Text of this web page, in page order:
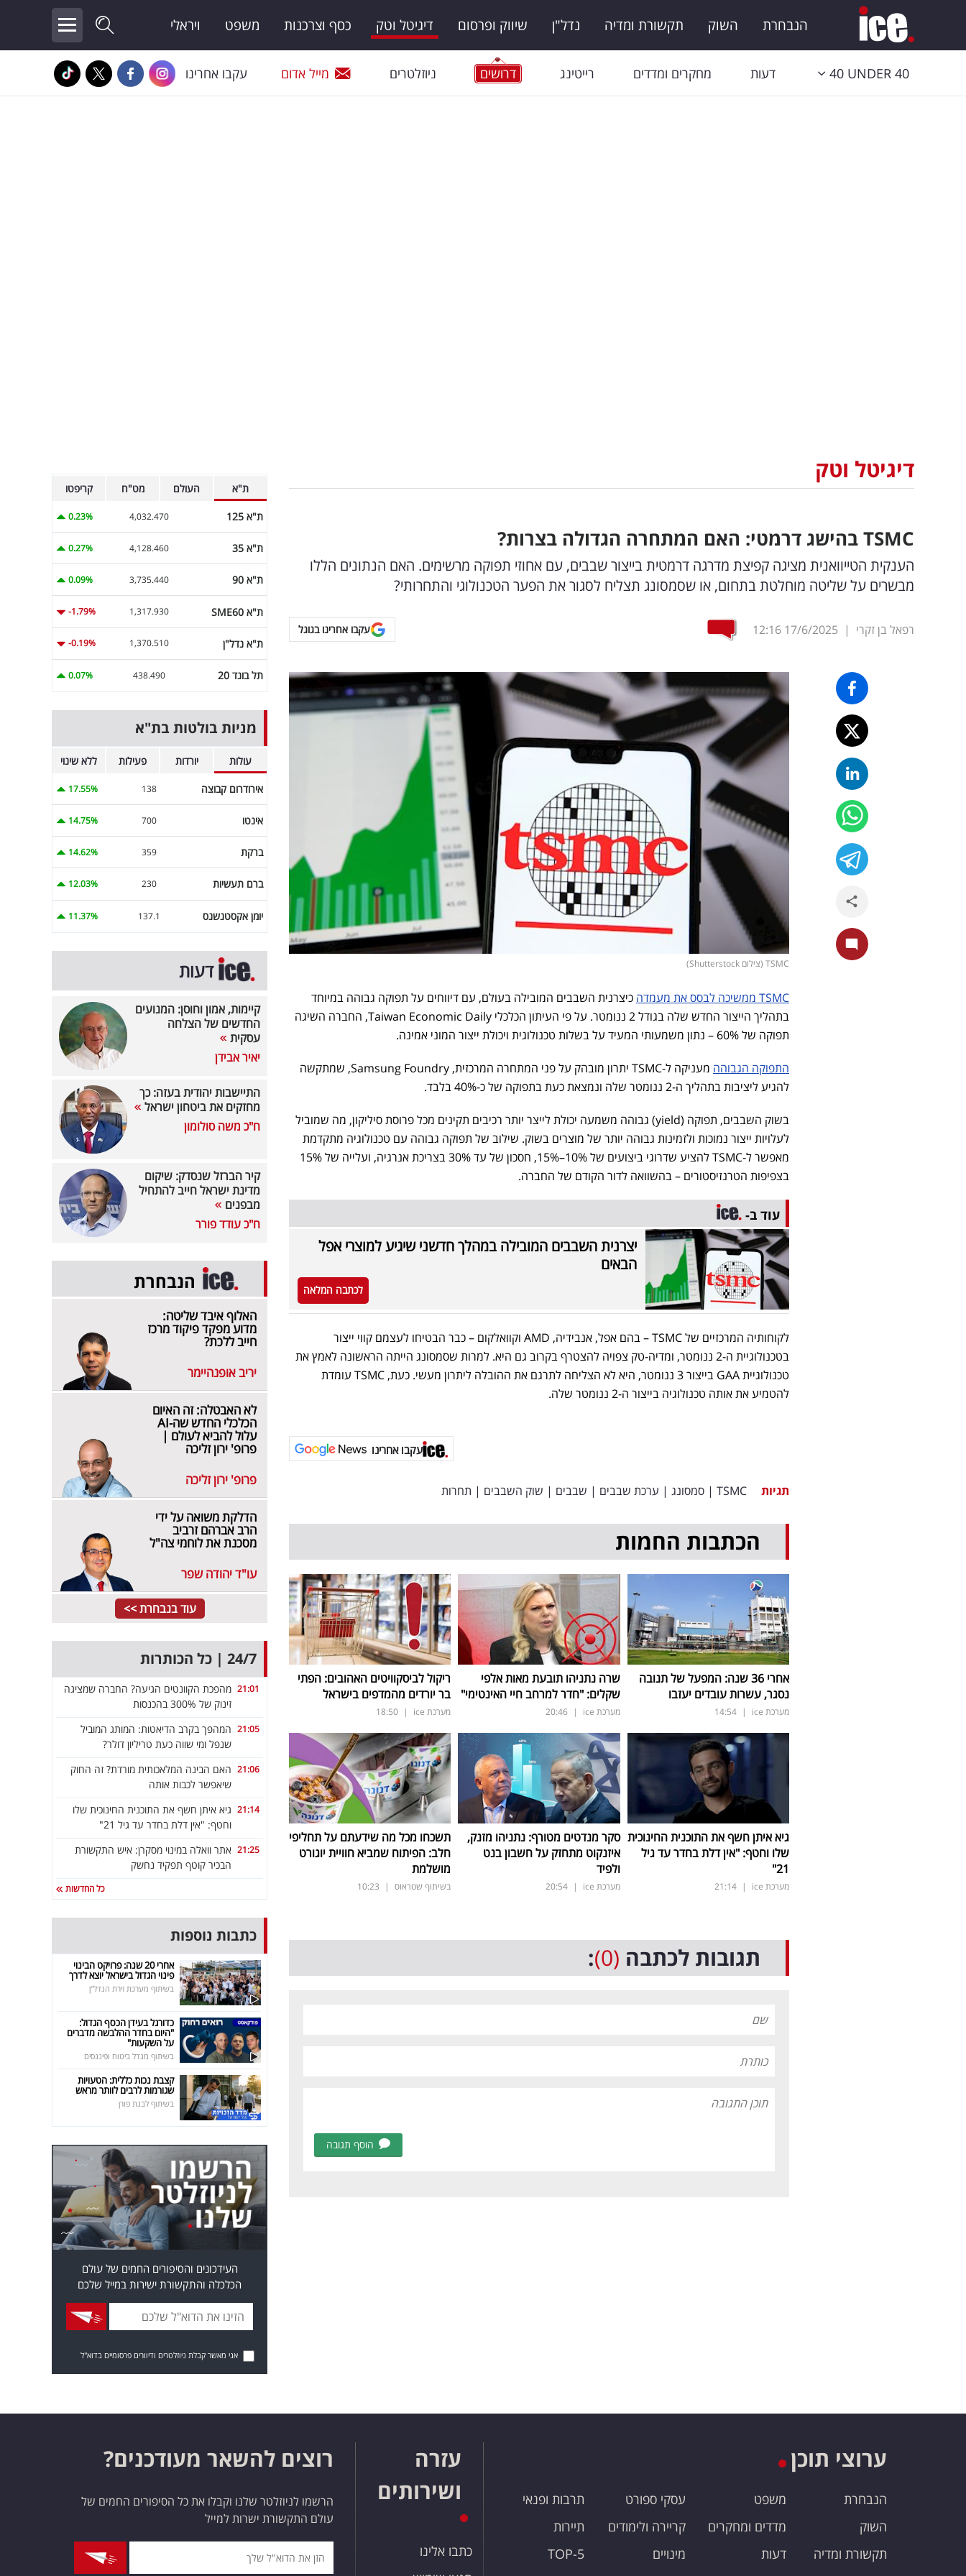
הנבחרת השוק תקשורת ומדיה נדל"ן שיווק ופרסום דיגיטל וטק כסף וצרכנות משפט ויראלי
40 UNDER 40 דעות מחקרים ומדדים רייטינג דרושים ניוזלטרים מייל אדום עקבו אחרינו
דיגיטל וטק
TSMCבהישג דרמטי: האם המתחרה הגדולה בצרות?
הענקית הטייוואנית מציגה קפיצת מדרגה דרמטית בייצור שבבים, עם אחוזי תפוקה מרשימים. האם הנתונים הללו
מבשרים על שליטה מוחלטת בתחום, או שסמסונג תצליח לסגור את הפער הטכנולוגי והתחרותי?
רפאל בן זקרי |
17/6/2025
12:16 עקבו אחרינו בגוגל
TSMC (צילום Shutterstock)
TSMC ממשיכה לבסס את מעמדה
כיצרנית השבבים המובילה בעולם, עם דיווחים על תפוקה גבוהה במיוחד
בתהליך הייצור החדש שלה בגודל 2 ננומטר. על פי העיתון הכלכלי Taiwan Economic Daily, החברה השיגה
תפוקה של 60% – נתון משמעותי המעיד על בשלות טכנולוגית ויכולת ייצור המוני אמינה.
התפוקה הגבוהה
מעניקה ל-TSMC יתרון מובהק על פני המתחרה המרכזית, Samsung Foundry, שמתקשה
להגיע ליציבות בתהליך ה-2 ננומטר שלה ונמצאת כעת בתפוקה של כ-40% בלבד.
בשוק השבבים, תפוקה (yield) גבוהה משמעה יכולת לייצר יותר רכיבים תקינים מכל פרוסת סיליקון, מה שמוביל
לעלויות ייצור נמוכות ולזמינות גבוהה יותר של מוצרים בשוק. שילוב של תפוקה גבוהה עם טכנולוגיה מתקדמת
מאפשר ל-TSMC להציע שדרוגי ביצועים של 10%–15%, חסכון של עד 30% בצריכת אנרגיה, ועלייה של 15%
בצפיפות הטרנזיסטורים – בהשוואה לדור הקודם של החברה.
עוד ב-
יצרנית השבבים המובילה במהלך חדשני שיגיע למוצרי אפל
הבאים
לכתבה המלאה
לקוחותיה המרכזיים של TSMC – בהם אפל, אנבידיה, AMD וקוואלקום – כבר הבטיחו לעצמם קווי ייצור
בטכנולוגיית ה-2 ננומטר, ומדיה-טק צפויה להצטרף בקרוב גם היא. למרות שסמסונג הייתה הראשונה לאמץ את
טכנולוגיית GAA בייצור 3 ננומטר, היא לא הצליחה לתרגם את ההובלה ליתרון מעשי. כעת, TSMC עומדת
להטמיע את אותה טכנולוגיה בייצור ה-2 ננומטר שלה.
עקבו אחרינו
תגיות TSMC
| סמסונג | ערכת שבבים | שבבים | שוק השבבים | תחרות
הכתבות החמות
אחרי 36 שנה: המפעל של תנובה
נסגר, עשרות עובדים יעזבו
מערכת ice |
14:54
שרה נתניהו תובעת מאות אלפי
שקלים: "חדר למרחב חיי האינטימי"
מערכת ice |
20:46
ריקול לביסקוויטים האהובים: הפתי
בר יורדים מהמדפים בישראל
מערכת ice |
18:50
גיא איתן חשף את התוכנית החינוכית
שלו וחטף: "אין דלת בחדר עד גיל
21"
מערכת ice |
21:14
סקר מנדטים מטורף: נתניהו מזנק,
איזנקוט מתחזק על חשבון בנט
ולפיד
מערכת ice |
20:54
תשכחו מכל מה שידעתם על תחליפי
חלב: הפיתוח שמביא חוויית יוגורט
מושלמת
בשיתוף שטראוס |
10:23
תגובות לכתבה (0)
:
הוסף תגובה
ת"א העולם מט"ח קריפטו
ת"א 125 4,032.470
0.23%
ת"א 35 4,128.460
0.27%
ת"א 90 3,735.440
0.09%
ת"א SME60 1,317.930
-1.79%
ת"א נדל"ן 1,370.510
-0.19%
תל בונד 20 438.490
0.07%
מניות בולטות בת"א
עולות יורדות פעילות ללא שינוי
אירודרום קבוצה 138
17.55%
אינטו 700
14.75%
ברקת 359
14.62%
ברם תעשיות 230
12.03%
יומן אקסטנשנס 137.1
11.37%
דעות
קיימות, אמון וחוסן: המנועים
החדשים של הצלחה
עסקית
יאיר אבידן
התיישבות יהודית בעזה: כך
מחזקים את ביטחון ישראל
ח"כ משה סולומון
קיר הברזל שנסדק: שיקום
מדינת ישראל חייב להתחיל
מבפנים
ח"כ עודד פורר
הנבחרת
האלוף איבד שליטה:
מדוע מפקד פיקוד מרכז
חייב ללכת?
יריב אופנהיימר
לא האבטלה: זה האיום
הכלכלי החדש שה-AI
עלול להביא לעולם |
פרופ' ירון זליכה
פרופ' ירון זליכה
הדלקת משואה על ידי
הרב אברהם זרביב
מסכנת את לוחמי צה"ל
עו"ד יהודה שפר
עוד בנבחרת >>
24/7 | כל הכותרות
21:01 מהפכת הקוונטים הגיעה? החברה שמציגה
זינוק של 300% בהכנסות
21:05 המהפך בקרב הדיאטות: המותג המוביל
שנפל ומי שווה כעת טריליון דולר?
21:06 האם הבינה המלאכותית מורדת? זה החוק
שיאפשר לכבות אותה
21:14 גיא איתן חשף את התוכנית החינוכית שלו
וחטף: "אין דלת בחדר עד גיל 21"
21:25 אתר וואלה במינוי מסקרן: איש התקשורת
הבכיר קוטף תפקיד נחשק
כל החדשות
כתבות נוספות
אחרי 20 שנה: פרויקט הבינוי
פינוי הגדול בישראל יוצא לדרך
בשיתוף מערכת זירת הנדל"ן
כדורגל בעידן הכסף הגדול:
"היום בחדר ההלבשה מדברים
על השקעות"
בשיתוף מגדל ביטוח ופיננסים
קצבת נכות כללית: הטעויות
שגורמות לרבים לוותר מראש
בשיתוף לבנת פורן
העידכונים והסיפורים החמים של עולם
הכלכלה והתקשורת ישירות במייל שלכם
אני מאשר קבלת ניוזלטרים ודיוורים פרסומיים בדוא"ל
ערוצי תוכן
הנבחרת
השוק
תקשורת ומדיה
משפט
מדדים ומחקרים
דעות
עסקי ספורט
קריירה ולימודים
מינויים
תרבות ופנאי
תיירות
TOP-5
עזרה
ושירותים
כתבו אלינו
רוצים להשאר מעודכנים?
הרשמו לניוזלטר שלנו וקבלו את כל הסיפורים החמים של
עולם התקשורת ישרות למייל